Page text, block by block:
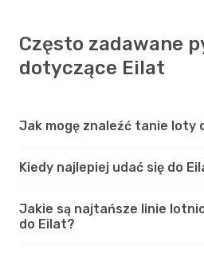
Często zadawane
dotyczące Eilat
Jak mogę znaleźć tanie loty
Kiedy najlepiej udać się do
Jakie są najtańsze linie
do Eilat?